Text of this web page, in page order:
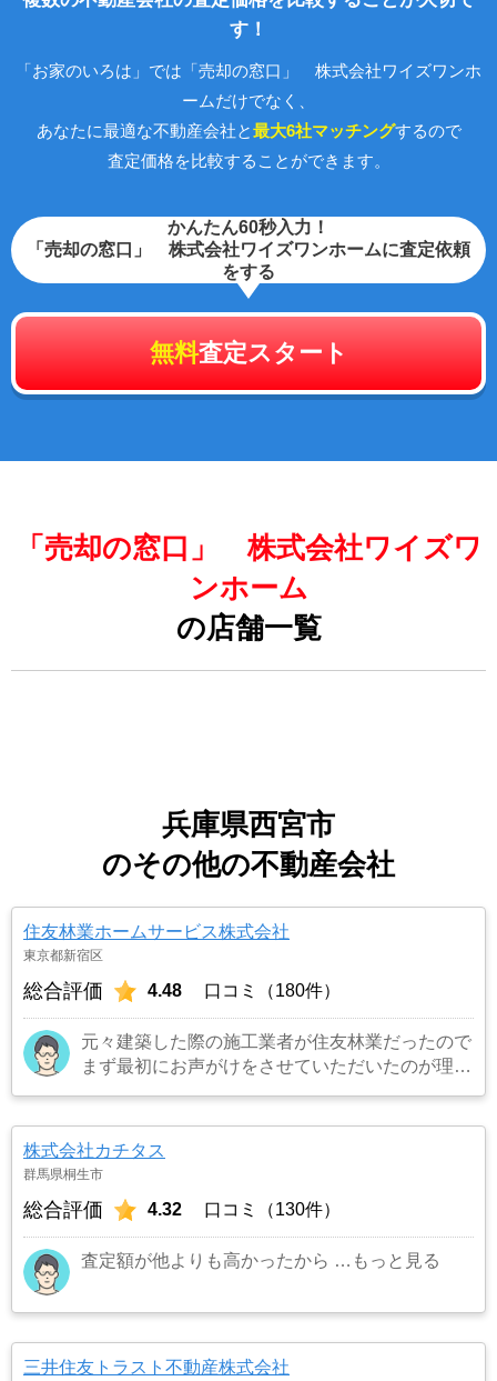
す！
「お家のいろは」では「売却の窓口」 株式会社ワイズワンホ
ームだけでなく、
あなたに最適な不動産会社と最大6社マッチングするので
査定価格を比較することができます。
かんたん60秒入力！
「売却の窓口」 株式会社ワイズワンホームに査定依頼
をする
無料査定スタート
「売却の窓口」 株式会社ワイズワ
ンホーム
の店舗一覧
兵庫県西宮市
のその他の不動産会社
住友林業ホームサービス株式会社
東京都新宿区
総合評価 4.48 口コミ（180件）
元々建築した際の施工業者が住友林業だったので
まず最初にお声がけをさせていただいたのが理由
株式会社カチタス
群馬県桐生市
総合評価 4.32 口コミ（130件）
査定額が他よりも高かったから …もっと見る
三井住友トラスト不動産株式会社